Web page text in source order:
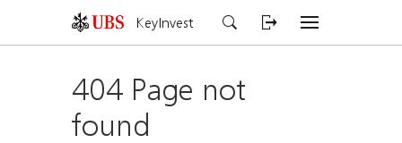
KeyInvest
404 Page not
found